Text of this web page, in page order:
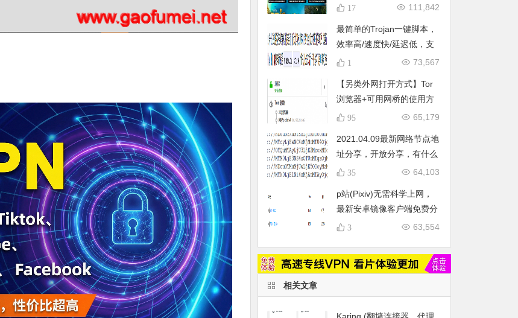
BUG)
111,842
17
最简单的Trojan一键脚本，
效率高/速度快/延迟低，支
持tls1.3，系统支持
(持续更新_20200423)
73,567
1
【另类外网打开方式】Tor
浏览器+可用网桥的使用方
法及亲测可用网桥推荐65,179
95
2021.04.09最新网络节点地
址分享，开放分享，有什么
问题可评论区留言给我。
64,103
35
p站(Pixiv)无需科学上网，
最新安卓镜像客户端免费分
享
63,554
3
相关文章